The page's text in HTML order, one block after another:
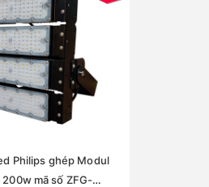
Philips ghép Modul
mã số ZFG-